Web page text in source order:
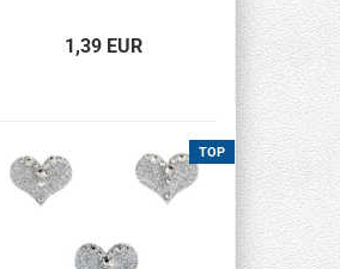
1,39 EUR
TOP